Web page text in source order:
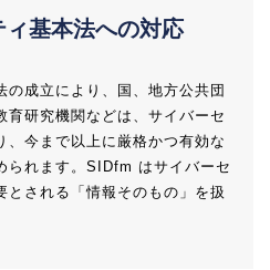
基本法への対応
の成立により、国、地方公共団
育研究機関などは、サイバーセ
、今まで以上に厳格かつ有効な
られます。SIDfm はサイバーセ
とされる「情報そのもの」を扱